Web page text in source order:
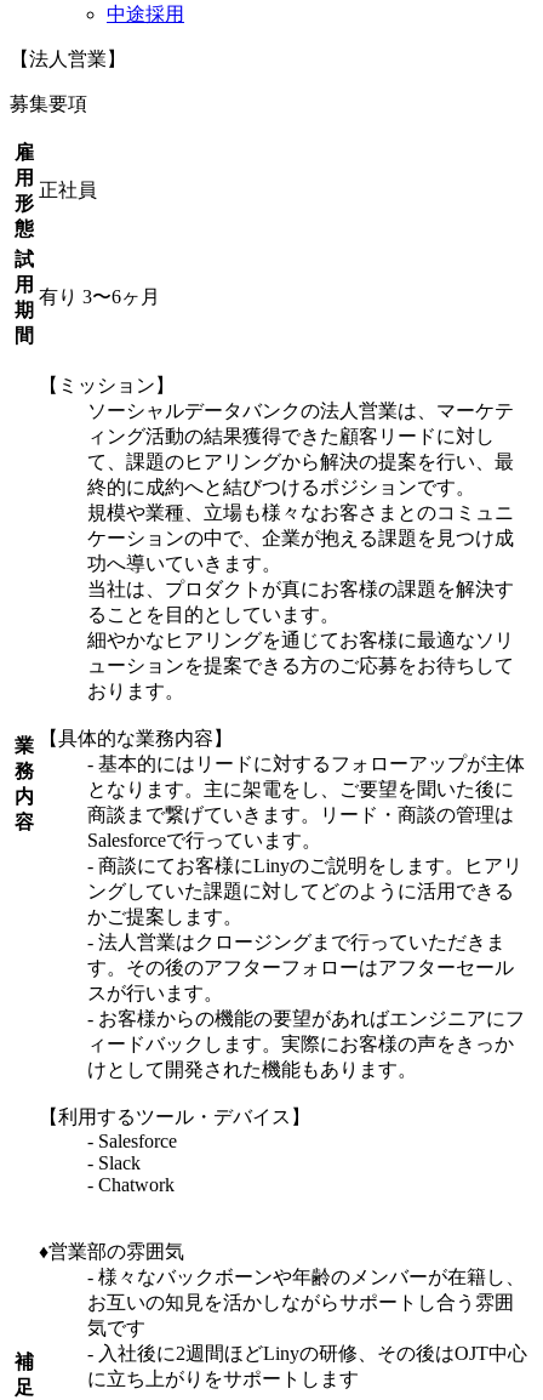
中途採用
【法人営業】
募集要項
雇
用
形
態
正社員
試
用
期
間
有り 3〜6ヶ月
業
務
内
容
【ミッション】
ソーシャルデータバンクの法人営業は、マーケテ
ィング活動の結果獲得できた顧客リードに対し
て、課題のヒアリングから解決の提案を行い、最
終的に成約へと結びつけるポジションです。
規模や業種、立場も様々なお客さまとのコミュニ
ケーションの中で、企業が抱える課題を見つけ成
功へ導いていきます。
当社は、プロダクトが真にお客様の課題を解決す
ることを目的としています。
細やかなヒアリングを通じてお客様に最適なソリ
ューションを提案できる方のご応募をお待ちして
おります。
【具体的な業務内容】
- 基本的にはリードに対するフォローアップが主体
となります。主に架電をし、ご要望を聞いた後に
商談まで繋げていきます。リード・商談の管理は
Salesforceで行っています。
- 商談にてお客様にLinyのご説明をします。ヒアリ
ングしていた課題に対してどのように活用できる
かご提案します。
- 法人営業はクロージングまで行っていただきま
す。その後のアフターフォローはアフターセール
スが行います。
- お客様からの機能の要望があればエンジニアにフ
ィードバックします。実際にお客様の声をきっか
けとして開発された機能もあります。
【利用するツール・デバイス】
- Salesforce
- Slack
- Chatwork
補
足
♦︎営業部の雰囲気
- 様々なバックボーンや年齢のメンバーが在籍し、
お互いの知見を活かしながらサポートし合う雰囲
気です
- 入社後に2週間ほどLinyの研修、その後はOJT中心
に立ち上がりをサポートします